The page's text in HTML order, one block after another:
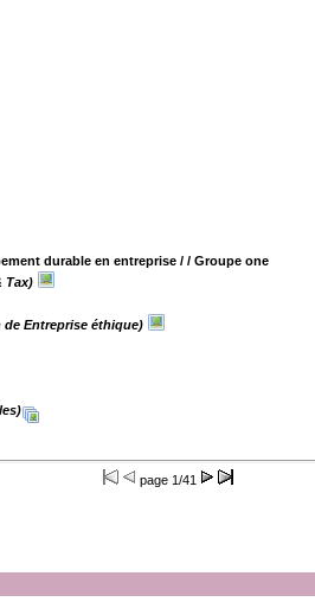
durable en entreprise / / Groupe one
Tax)
de Entreprise éthique)
page 1/41